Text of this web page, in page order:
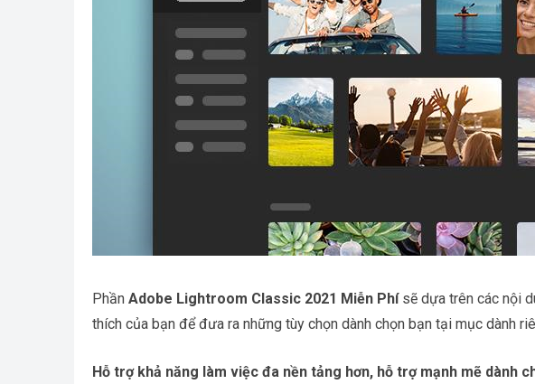
Phần Adobe Lightroom Classic 2021 Miễn Phísẽ dựa trên các nội
thích của bạn để đưa ra những tùy chọn dành chọn bạn tại mục dành
Hỗ trợ khả năng làm việc đa nền tảng hơn, hỗ trợ mạnh mẽ dành